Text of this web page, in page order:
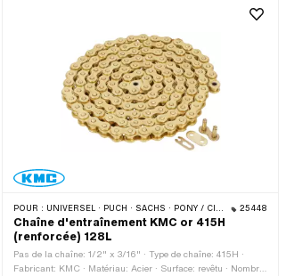
POUR : UNIVERSEL · PUCH · SACHS · PONY / CILO (BÊTA 521 & 512) · ZÜNDAPP BELMONDO · TOMOS · BYE BIKE 25448
Chaîne d'entraînement KMC or 415H
(renforcée) 128L
Pas de la chaîne: 1/2" x 3/16" · Type de chaîne: 415H ·
Fabricant: KMC · Matériau: Acier · Surface: revêtu · Nombre